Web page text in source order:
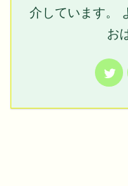
介しています。
お